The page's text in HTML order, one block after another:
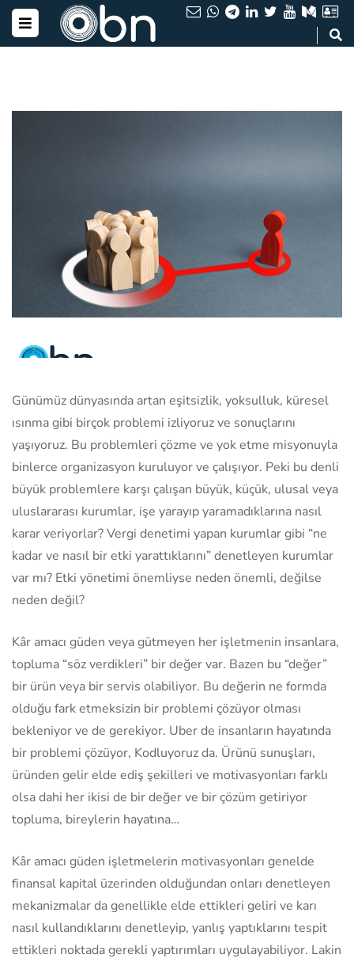
Günümüz dünyasında artan eşitsizlik, yoksulluk, küresel
ısınma gibi birçok problemi izliyoruz ve sonuçlarını
yaşıyoruz. Bu problemleri çözme ve yok etme misyonuyla
binlerce organizasyon kuruluyor ve çalışıyor. Peki bu denli
büyük problemlere karşı çalışan büyük, küçük, ulusal veya
uluslararası kurumlar, işe yarayıp yaramadıklarına nasıl
karar veriyorlar? Vergi denetimi yapan kurumlar gibi “ne
kadar ve nasıl bir etki yarattıklarını” denetleyen kurumlar
var mı? Etki yönetimi önemliyse neden önemli, değilse
neden değil?
Kâr amacı güden veya gütmeyen her işletmenin insanlara,
topluma “söz verdikleri” bir değer var. Bazen bu “değer”
bir ürün veya bir servis olabiliyor. Bu değerin ne formda
olduğu fark etmeksizin bir problemi çözüyor olması
bekleniyor ve de gerekiyor. Uber de insanların hayatında
bir problemi çözüyor, Kodluyoruz da. Ürünü sunuşları,
üründen gelir elde ediş şekilleri ve motivasyonları farklı
olsa dahi her ikisi de bir değer ve bir çözüm getiriyor
topluma, bireylerin hayatına…
Kâr amacı güden işletmelerin motivasyonları genelde
finansal kapital üzerinden olduğundan onları denetleyen
mekanizmalar da genellikle elde ettikleri geliri ve karı
nasıl kullandıklarını denetleyip, yanlış yaptıklarını tespit
ettikleri noktada gerekli yaptırımları uygulayabiliyor. Lakin